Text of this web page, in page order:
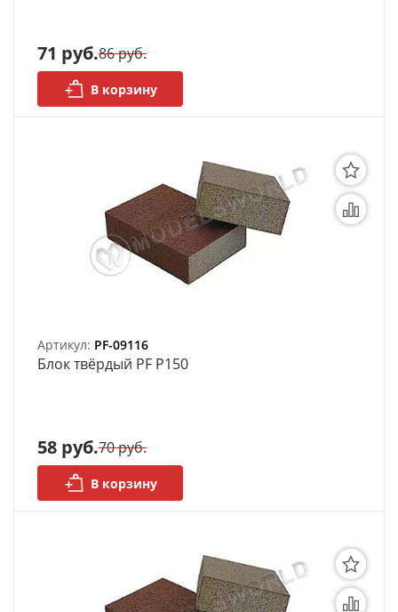
71 руб.86 руб.
В корзину
Артикул: PF-09116
Блок твёрдый PF P150
58 руб.70 руб.
В корзину